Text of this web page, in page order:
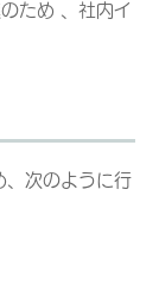
ため 、社内イ
、次のように行